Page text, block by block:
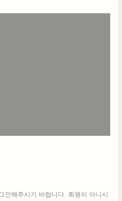
인해주시기 바랍니다. 회원이 아니시